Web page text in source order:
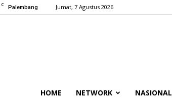
C Palembang Jumat, 7 Agustus 2026
HOME NETWORK NASIONAL